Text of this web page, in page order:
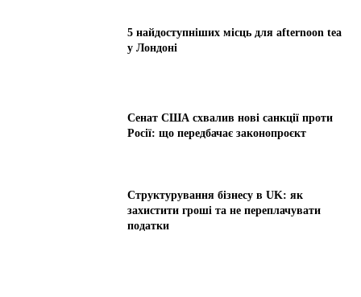
5 найдоступніших місць для afternoon tea
у Лондоні
Сенат США схвалив нові санкції проти
Росії: що передбачає законопроєкт
Структурування бізнесу в UK: як
захистити гроші та не переплачувати
податки